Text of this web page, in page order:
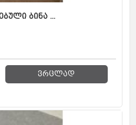
ბინა ...
ვრცლად